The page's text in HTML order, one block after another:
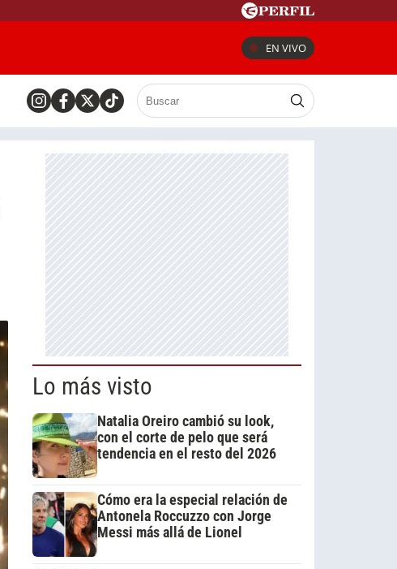
EN VIVO
Lo más visto
Natalia Oreiro cambió su look,
con el corte de pelo que será
tendencia en el resto del 2026
Cómo era la especial relación de
Antonela Roccuzzo con Jorge
Messi más allá de Lionel